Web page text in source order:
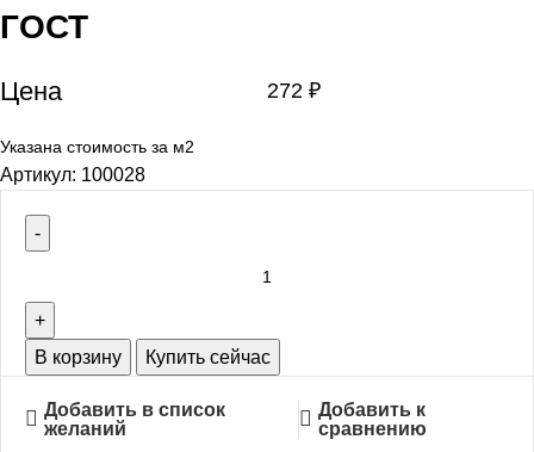
ГОСТ
Цена
Указана стоимость за м2
272 ₽
Артикул: 100028
В корзину Купить сейчас
Добавить в список
желаний
Добавить к
сравнению